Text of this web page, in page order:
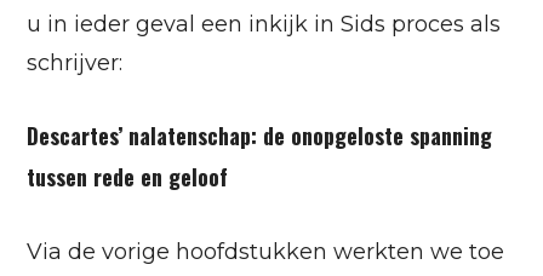
u in ieder geval een inkijk in Sids proces als
schrijver:
Descartes’ nalatenschap: de onopgeloste spanning
tussen rede en geloof
Via de vorige hoofdstukken werkten we toe